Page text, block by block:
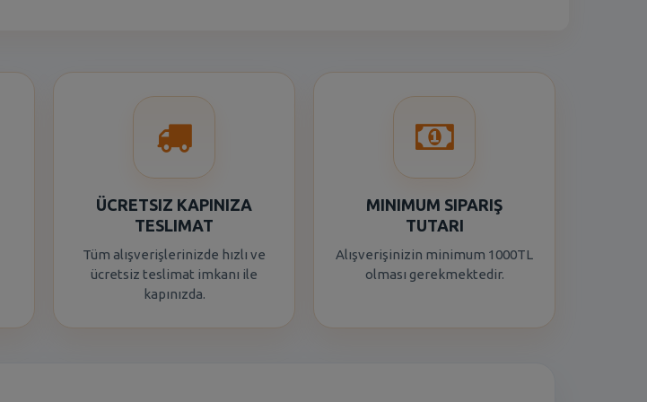
ÜCRETSIZ KAPINIZA
TESLIMAT
Tüm alışverişlerinizde hızlı ve
ücretsiz teslimat imkanı ile
kapınızda.
MINIMUM SIPARIŞ
TUTARI
Alışverişinizin minimum 1000TL
olması gerekmektedir.